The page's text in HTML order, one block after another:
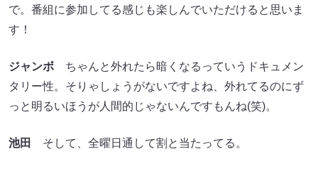
で。番組に参加してる感じも楽しんでいただけると思いま
す！
ジャンボ ちゃんと外れたら暗くなるっていうドキュメン
タリー性。そりゃしょうがないですよね、外れてるのにず
っと明るいほうが人間的じゃないんですもんね(笑)。
池田 そして、全曜日通して割と当たってる。